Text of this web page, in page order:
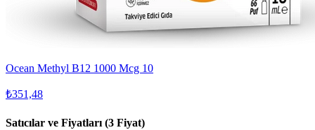
Ocean Methyl B12 1000 Mcg 10
₺351,48
Satıcılar ve Fiyatları (3 Fiyat)